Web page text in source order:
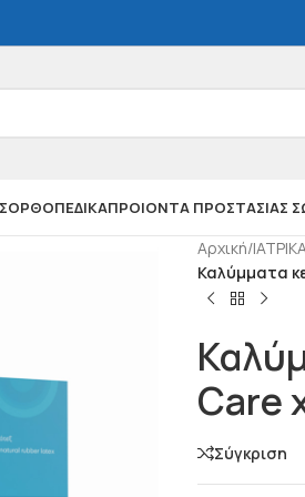
ΟΡΘΟΠΕΔΙΚΑΠΡΟΙΟΝΤΑ ΠΡΟΣΤΑΣΙΑΣ
Αρχική/
Καλύμματα
Care
Σύγκριση